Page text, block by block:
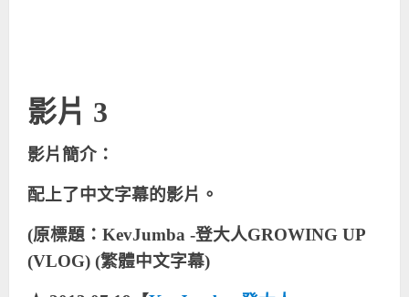
影片 3
影片簡介：
配上了中文字幕的影片。
(原標題：KevJumba -登大人GROWING UP
(VLOG) (繁體中文字幕)